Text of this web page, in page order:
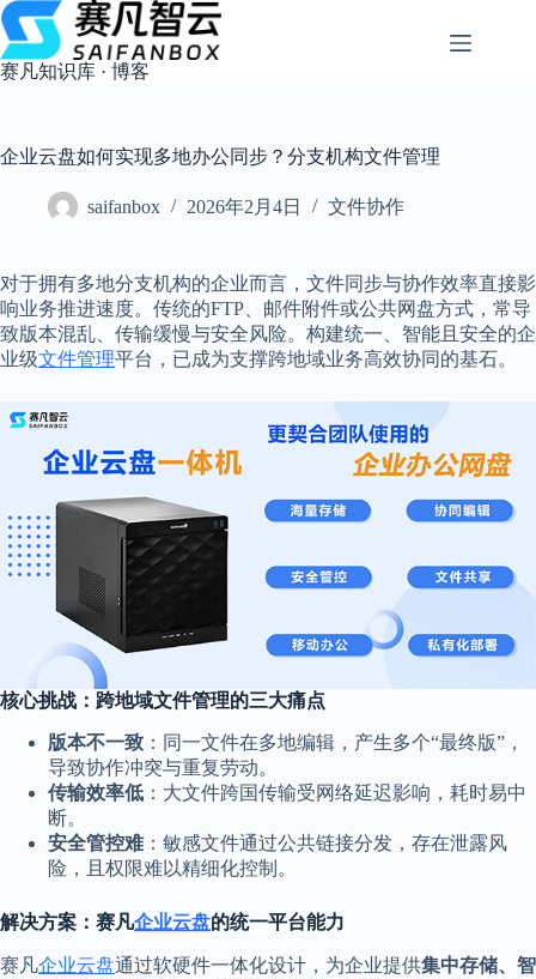
跳
过
内
容
赛凡知识库 · 博客
企业云盘如何实现多地办公同步？分支机构文件管理
saifanbox 2026年2月4日 文件协作
对于拥有多地分支机构的企业而言，文件同步与协作效率直接影
响业务推进速度。传统的FTP、邮件附件或公共网盘方式，常导
致版本混乱、传输缓慢与安全风险。构建统一、智能且安全的企
业级文件管理平台，已成为支撑跨地域业务高效协同的基石。
核心挑战：跨地域文件管理的三大痛点
版本不一致 ：同一文件在多地编辑，产生多个“最终版”，
导致协作冲突与重复劳动。
传输效率低 ：大文件跨国传输受网络延迟影响，耗时易中
断。
安全管控难：敏感文件通过公共链接分发，存在泄露风
险，且权限难以精细化控制。
解决方案：赛凡企业云盘的统一平台能力
赛凡企业云盘通过软硬件一体化设计，为企业提供集中存储、智